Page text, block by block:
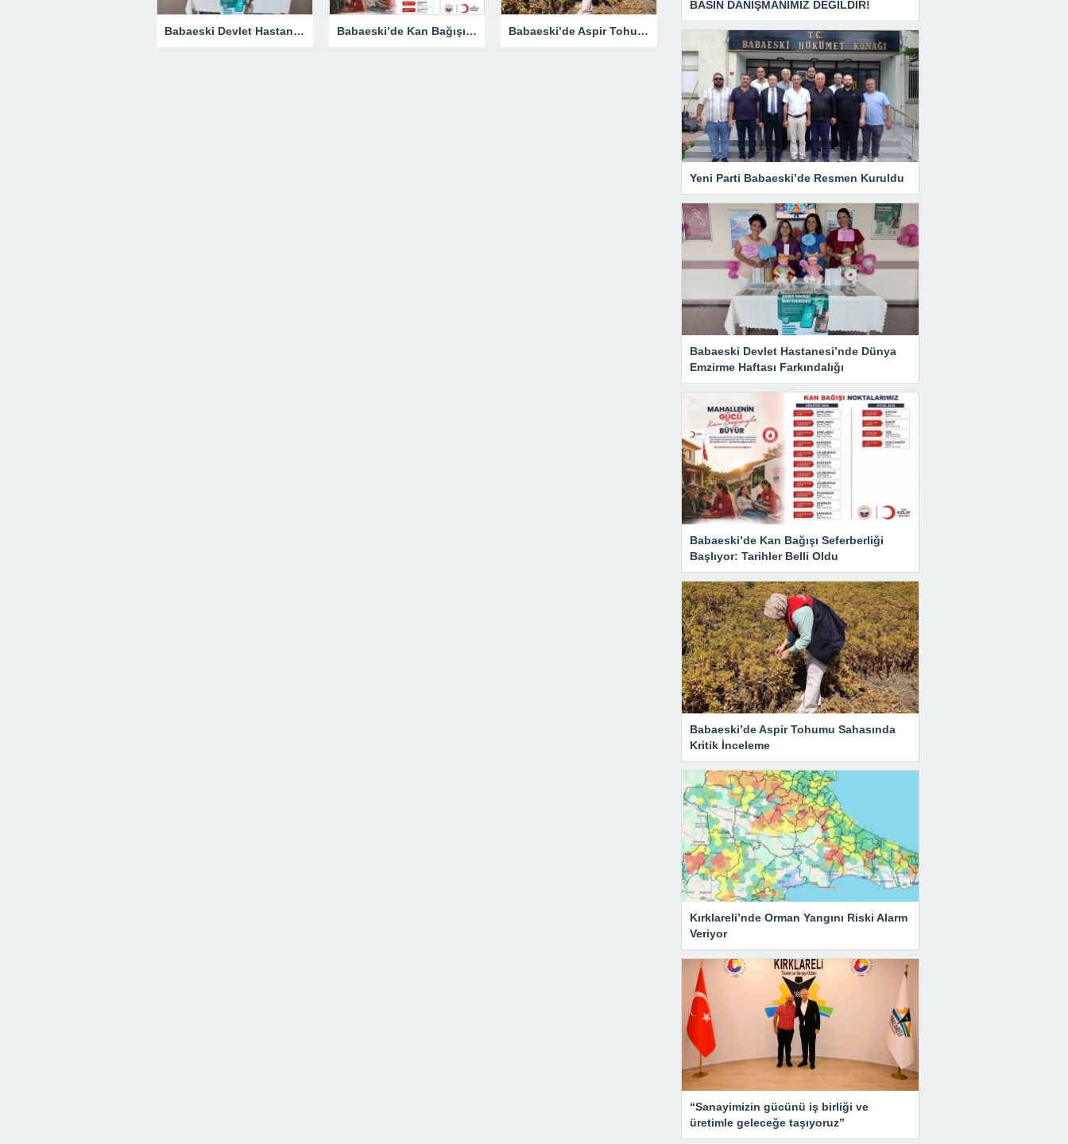
Babaeski Devlet Hastanesi’nde Dünya Emzirme Haftası Farkındalığı Babaeski’de Kan Bağışı Seferberliği Başlıyor: Tarihler Belli Oldu Babaeski’de Aspir Tohumu Sahasında Kritik İnceleme
BASIN DANIŞMANIMIZ DEĞİLDİR!
Yeni Parti Babaeski’de Resmen Kuruldu
Babaeski Devlet Hastanesi’nde Dünya
Emzirme Haftası Farkındalığı
Babaeski’de Kan Bağışı Seferberliği
Başlıyor: Tarihler Belli Oldu
Babaeski’de Aspir Tohumu Sahasında
Kritik İnceleme
Kırklareli’nde Orman Yangını Riski Alarm
Veriyor
“Sanayimizin gücünü iş birliği ve
üretimle geleceğe taşıyoruz”